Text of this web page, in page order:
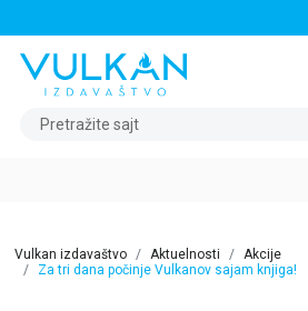
Pretražite sajt
Vulkan izdavaštvo Aktuelnosti
Akcije
Za tri dana počinje Vulkanov sajam knjiga!